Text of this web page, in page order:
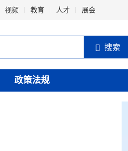
视频 教育 人才 展会
搜索
政策法规